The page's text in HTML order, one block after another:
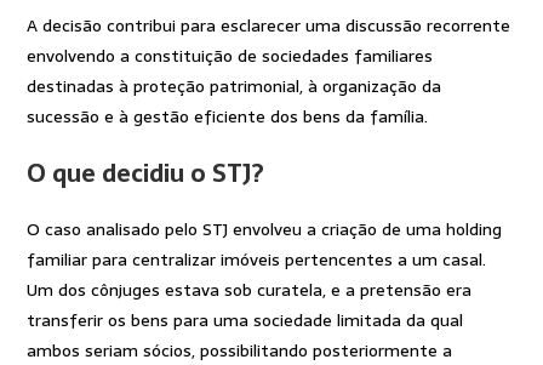
A decisão contribui para esclarecer uma discussão recorrente
envolvendo a constituição de sociedades familiares
destinadas à proteção patrimonial, à organização da
sucessão e à gestão eficiente dos bens da família.
O que decidiu o STJ?
O caso analisado pelo STJ envolveu a criação de uma holding
familiar para centralizar imóveis pertencentes a um casal.
Um dos cônjuges estava sob curatela, e a pretensão era
transferir os bens para uma sociedade limitada da qual
ambos seriam sócios, possibilitando posteriormente a